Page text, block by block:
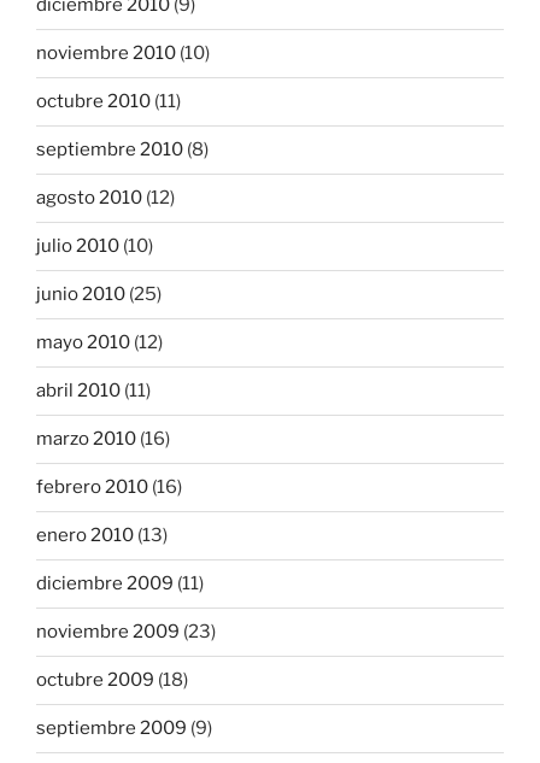
diciembre 2010 (9)
noviembre 2010 (10)
octubre 2010 (11)
septiembre 2010 (8)
agosto 2010 (12)
julio 2010 (10)
junio 2010 (25)
mayo 2010 (12)
abril 2010 (11)
marzo 2010 (16)
febrero 2010 (16)
enero 2010 (13)
diciembre 2009 (11)
noviembre 2009 (23)
octubre 2009 (18)
septiembre 2009 (9)